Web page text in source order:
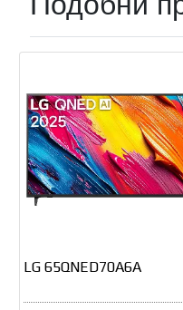
LG 65QNED70A6A